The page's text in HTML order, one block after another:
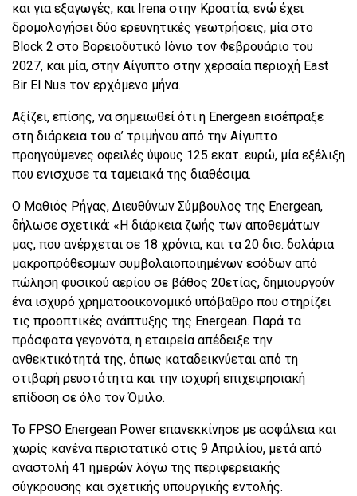
και για εξαγωγές, και Irena στην Κροατία, ενώ έχει
δρομολογήσει δύο ερευνητικές γεωτρήσεις, μία στο
Block 2 στο Βορειοδυτικό Ιόνιο τον Φεβρουάριο του
2027, και μία, στην Αίγυπτο στην χερσαία περιοχή East
Bir El Nus τον ερχόμενο μήνα.
Αξίζει, επίσης, να σημειωθεί ότι η Energean εισέπραξε
στη διάρκεια του α’ τριμήνου από την Αίγυπτο
προηγούμενες οφειλές ύψους 125 εκατ. ευρώ, μία εξέλιξη
που ενισχυσε τα ταμειακά της διαθέσιμα.
Ο Μαθιός Ρήγας, Διευθύνων Σύμβουλος της Energean,
δήλωσε σχετικά: «Η διάρκεια ζωής των αποθεμάτων
μας, που ανέρχεται σε 18 χρόνια, και τα 20 δισ. δολάρια
μακροπρόθεσμων συμβολαιοποιημένων εσόδων από
πώληση φυσικού αερίου σε βάθος 20ετίας, δημιουργούν
ένα ισχυρό χρηματοοικονομικό υπόβαθρο που στηρίζει
τις προοπτικές ανάπτυξης της Energean. Παρά τα
πρόσφατα γεγονότα, η εταιρεία απέδειξε την
ανθεκτικότητά της, όπως καταδεικνύεται από τη
στιβαρή ρευστότητα και την ισχυρή επιχειρησιακή
επίδοση σε όλο τον Όμιλο.
Το FPSO Energean Power επανεκκίνησε με ασφάλεια και
χωρίς κανένα περιστατικό στις 9 Απριλίου, μετά από
αναστολή 41 ημερών λόγω της περιφερειακής
σύγκρουσης και σχετικής υπουργικής εντολής.